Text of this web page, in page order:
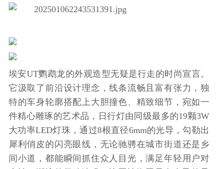
埃安UT鹦鹉龙的外观造型无疑是行走的时尚宣言。
它汲取了前沿设计理念，线条流畅且富有张力，独
特的车身轮廓搭配上大胆撞色、精致细节，宛如一
件精心雕琢的艺术品，日行灯由同级最多的19颗3W
大功率LED灯珠，通过8根直径6mm的光导，勾勒出
犀利俏皮的闪亮眼线，无论驰骋在城市街道还是乡
间小道，都能瞬间抓住众人目光，满足年轻用户对